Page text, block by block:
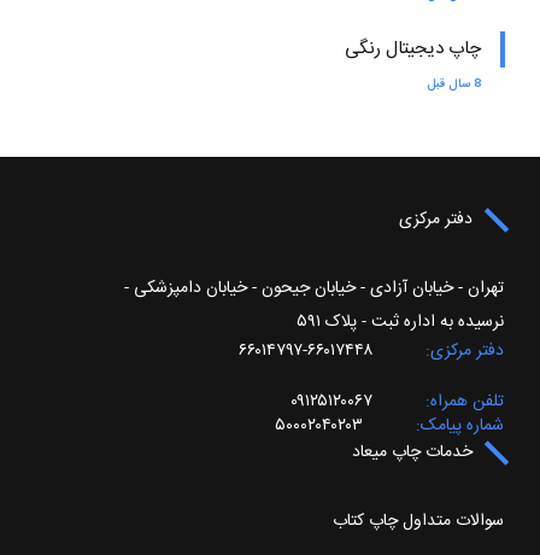
چاپ دیجیتال رنگی
8 سال قبل
دفتر مرکزی
تهران - خیابان آزادی - خیابان جیحون - خیابان دامپزشکی -
نرسیده به اداره ثبت - پلاک ۵۹۱
دفتر مرکزی
۶۶۰۱۷۴۴۸-۶۶۰۱۴۷۹۷
تلفن همراه
۰۹۱۲۵۱۲۰۰۶۷
شماره پیامک
۵۰۰۰۲۰۴۰۲۰۳
خدمات چاپ میعاد
سوالات متداول چاپ کتاب